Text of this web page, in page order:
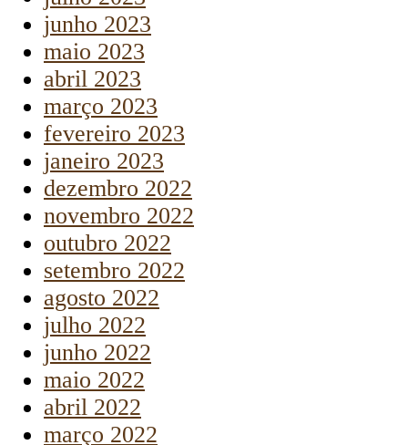
junho 2023
maio 2023
abril 2023
março 2023
fevereiro 2023
janeiro 2023
dezembro 2022
novembro 2022
outubro 2022
setembro 2022
agosto 2022
julho 2022
junho 2022
maio 2022
abril 2022
março 2022